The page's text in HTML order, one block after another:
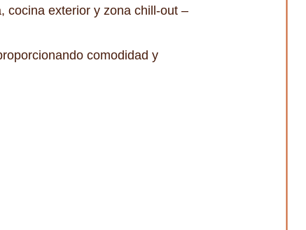
cocina exterior y zona chill-out –
comodidad y